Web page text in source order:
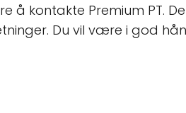
å kontakte Premium PT.
Du vil være i god